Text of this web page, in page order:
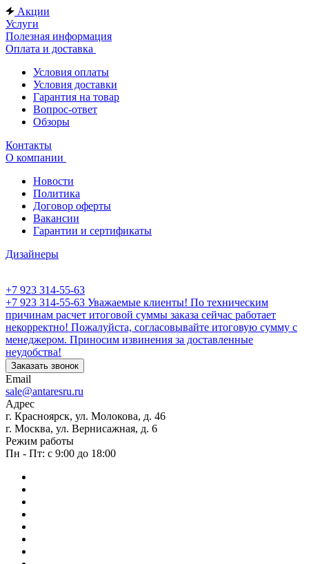
Акции
Услуги
Полезная информация
Оплата и доставка
Условия оплаты
Условия доставки
Гарантия на товар
Вопрос-ответ
Обзоры
Контакты
О компании
Новости
Политика
Договор оферты
Вакансии
Гарантии и сертификаты
Дизайнеры
+7 923 314-55-63
+7 923 314-55-63 Уважаемые клиенты! По техническим
причинам расчет итоговой суммы заказа сейчас работает
некорректно! Пожалуйста, согласовывайте итоговую сумму с
менеджером. Приносим извинения за доставленные
неудобства!
Заказать звонок
Email
sale@antaresru.ru
Адрес
г. Красноярск, ул. Молокова, д. 46
г. Москва, ул. Вернисажная, д. 6
Режим работы
Пн - Пт: с 9:00 до 18:00